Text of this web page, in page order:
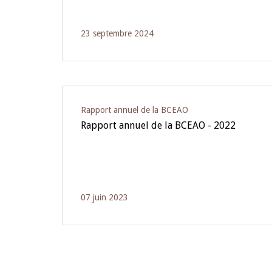
23 septembre 2024
Rapport annuel de la BCEAO
Rapport annuel de la BCEAO - 2022
07 juin 2023